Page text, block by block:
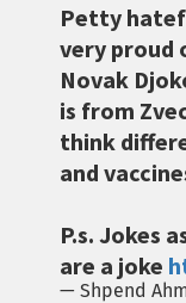
Petty
very proud
Novak
is from
think
and
P.s. Jokes
are a joke
— Shpend